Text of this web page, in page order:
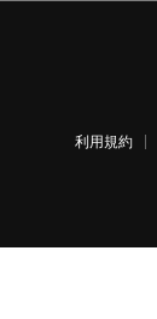
利用規約